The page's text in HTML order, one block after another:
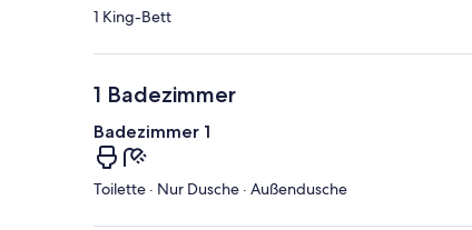
1 King-Bett
1 Badezimmer
Badezimmer 1
Toilette · Nur Dusche · Außendusche